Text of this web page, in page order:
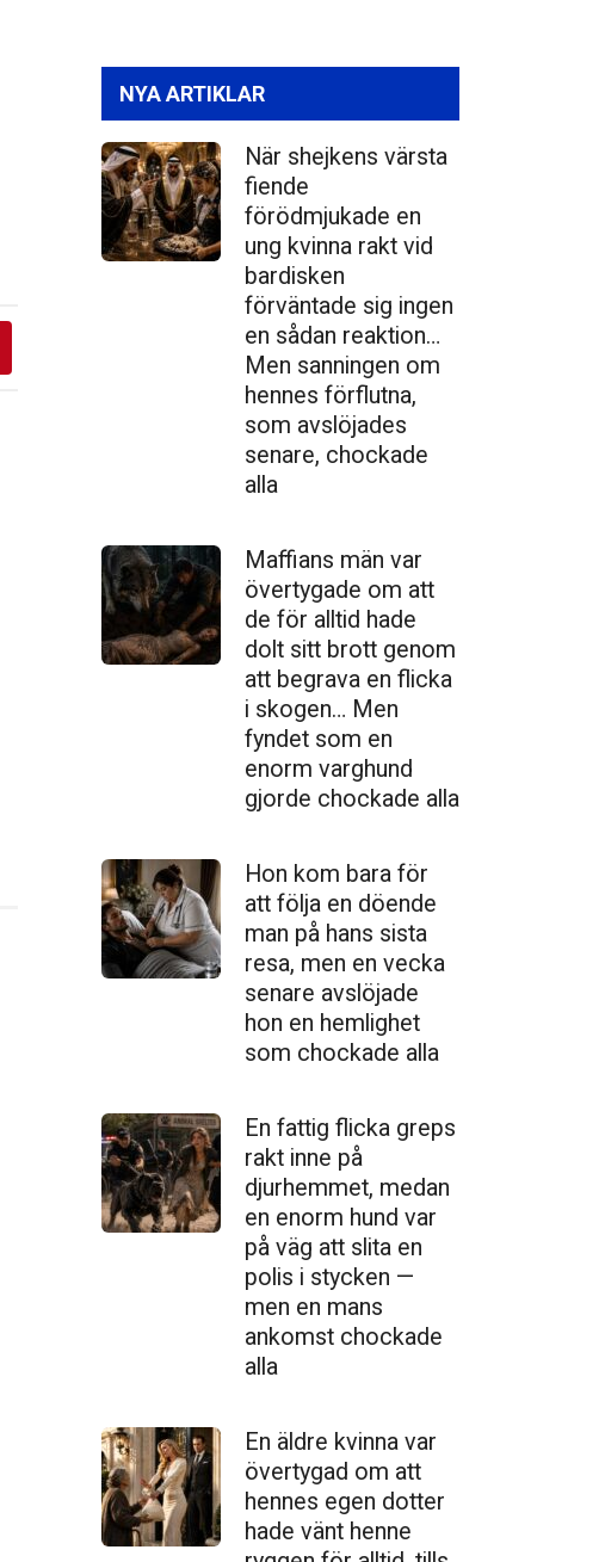
NYA ARTIKLAR
När shejkens värsta
fiende
förödmjukade en
ung kvinna rakt vid
bardisken
förväntade sig ingen
en sådan reaktion…
Men sanningen om
hennes förflutna,
som avslöjades
senare, chockade
alla
Maffians män var
övertygade om att
de för alltid hade
dolt sitt brott genom
att begrava en flicka
i skogen… Men
fyndet som en
enorm varghund
gjorde chockade alla
Hon kom bara för
att följa en döende
man på hans sista
resa, men en vecka
senare avslöjade
hon en hemlighet
som chockade alla
En fattig flicka greps
rakt inne på
djurhemmet, medan
en enorm hund var
på väg att slita en
polis i stycken —
men en mans
ankomst chockade
alla
En äldre kvinna var
övertygad om att
hennes egen dotter
hade vänt henne